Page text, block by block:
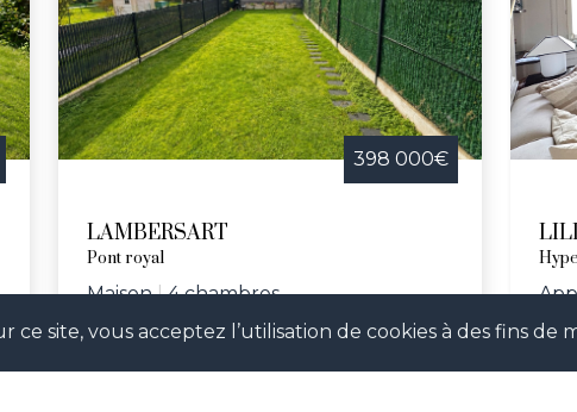
site, vous acceptez l’utilisation de cookies à des fins de
398 000€
LAMBERSART
Pont royal
Maison|4 chambres